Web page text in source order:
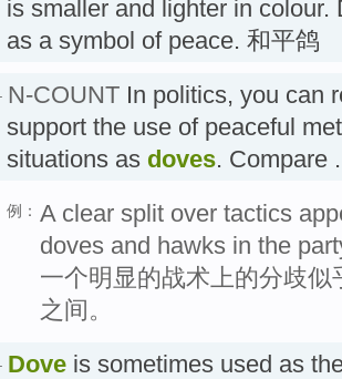
is smaller and lighter in colour.
as a symbol of peace. 和平鸽
N-COUNT In politics, you can
support the use of peaceful
situations as doves. Compare
例： A clear split over tactics
doves and hawks in the
一个明显的战术上的分歧
之间。
Dove is sometimes used as